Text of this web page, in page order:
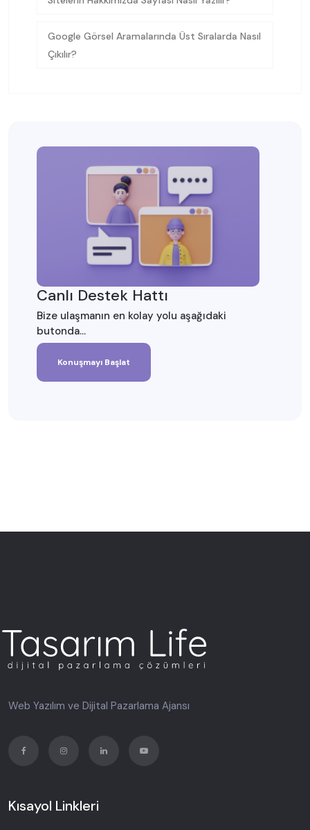
Google Görsel Aramalarında Üst Sıralarda Nasıl
Çıkılır?
Canlı Destek Hattı
Bize ulaşmanın en kolay yolu aşağıdaki
butonda...
Konuşmayı Başlat
Web Yazılım ve Dijital Pazarlama Ajansı
Kısayol Linkleri